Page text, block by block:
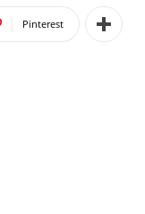
Pinterest